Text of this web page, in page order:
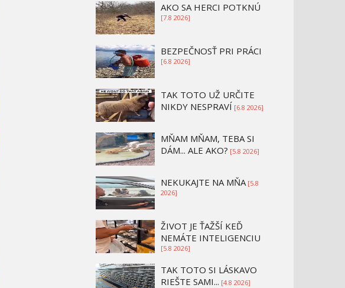
AKO SA HERCI POTKNÚ
[7.8 2026]
BEZPEČNOSŤ PRI PRÁCI
[6.8 2026]
TAK TOTO UŽ URČITE
NIKDY NESPRAVÍ [6.8 2026]
MŇAM MŇAM, TEBA SI
DÁM... ALE AKO? [5.8 2026]
NEKUKAJTE NA MŇA [5.8
2026]
ŽIVOT JE ŤAŽŠÍ KEĎ
NEMÁTE INTELIGENCIU
[5.8 2026]
TAK TOTO SI LÁSKAVO
RIEŠTE SAMI... [4.8 2026]